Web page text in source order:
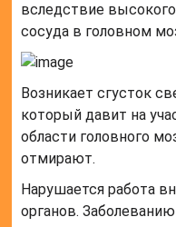
вследствие
сосуда в головном
Возникает сгусток
который давит на
области головного
отмирают.
Нарушается работа
органов.